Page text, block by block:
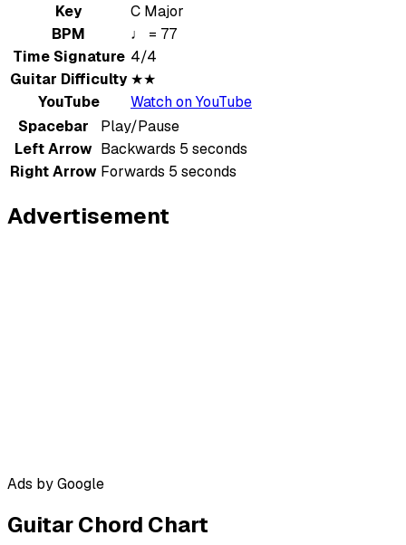
Key
C Major
BPM
♩ = 77
Time Signature 4/4
Guitar Difficulty ★★
YouTube
Watch on YouTube
Spacebar
Play/Pause
Left Arrow Backwards 5 seconds
Right Arrow Forwards 5 seconds
Advertisement
Ads by Google
Guitar Chord Chart